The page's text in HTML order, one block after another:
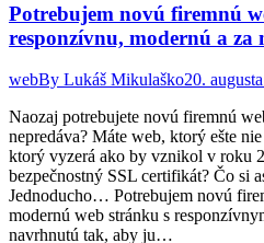
Potrebujem novú firemnú
responzívnu, modernú a za
webBy Lukáš Mikulaško20.
Naozaj potrebujete novú firemnú
nepredáva? Máte web, ktorý ešte
ktorý vyzerá ako by vznikol v roku
bezpečnostný SSL certifikát? Čo si
Jednoducho… Potrebujem novú
modernú web stránku s
navrhnutú tak, aby ju…